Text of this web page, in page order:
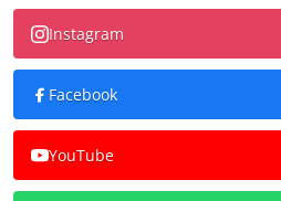
Instagram
Facebook
YouTube